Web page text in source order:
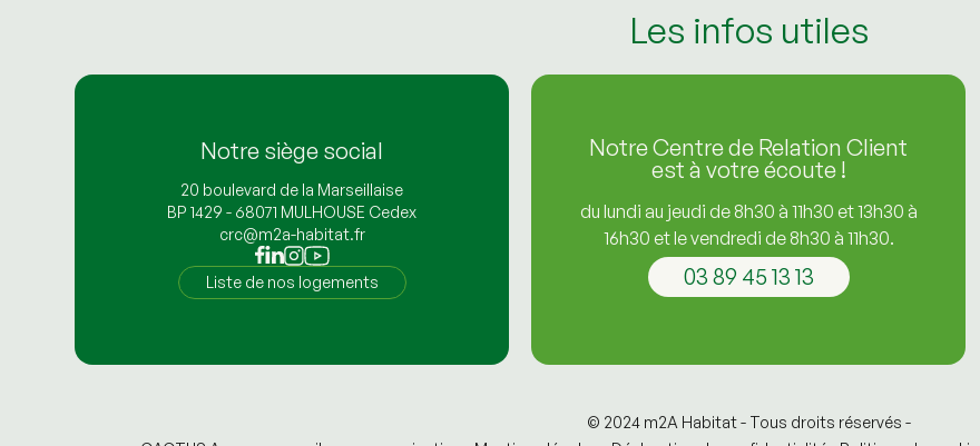
Les infos utiles
Notre siège social
20 boulevard de la Marseillaise
BP 1429 - 68071 MULHOUSE Cedex
crc@m2a-habitat.fr
Liste de nos logements
Notre Centre de Relation Client
est à votre écoute !
du lundi au jeudi de 8h30 à 11h30 et 13h30 à
16h30 et le vendredi de 8h30 à 11h30.
03 89 45 13 13
© 2024 m2A Habitat - Tous droits réservés -